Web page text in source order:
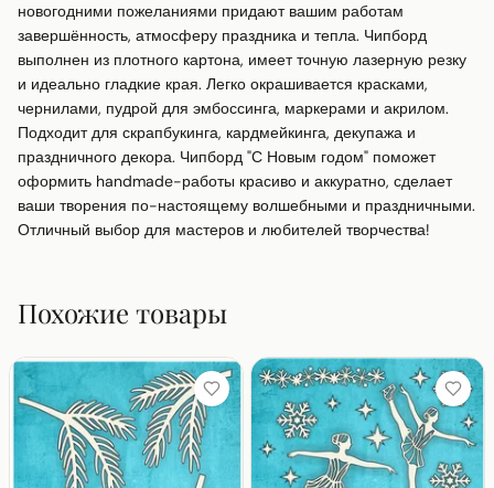
новогодними пожеланиями придают вашим работам
завершённость, атмосферу праздника и тепла. Чипборд
выполнен из плотного картона, имеет точную лазерную резку
и идеально гладкие края. Легко окрашивается красками,
чернилами, пудрой для эмбоссинга, маркерами и акрилом.
Подходит для скрапбукинга, кардмейкинга, декупажа и
праздничного декора. Чипборд "С Новым годом" поможет
оформить handmade-работы красиво и аккуратно, сделает
ваши творения по-настоящему волшебными и праздничными.
Отличный выбор для мастеров и любителей творчества!
Похожие товары